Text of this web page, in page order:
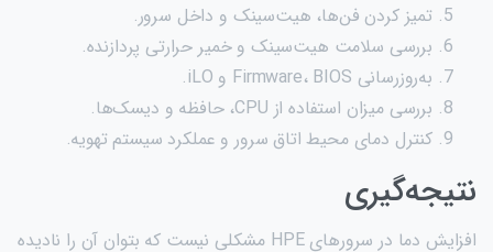
تمیز کردن فن‌ها، هیت‌سینک و داخل سرور.
بررسی سلامت هیت‌سینک و خمیر حرارتی پردازنده.
به‌روزرسانی Firmware، BIOS و iLO.
بررسی میزان استفاده از CPU، حافظه و دیسک‌ها.
کنترل دمای محیط اتاق سرور و عملکرد سیستم تهویه.
نتیجه‌گیری
افزایش دما در سرورهای HPE مشکلی نیست که بتوان آن را نادیده